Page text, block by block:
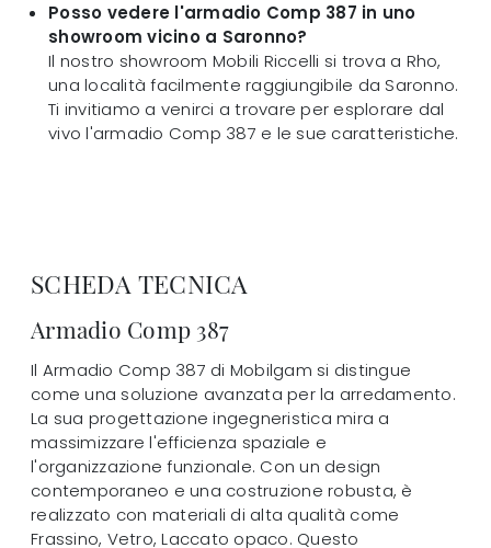
Posso vedere l'armadio Comp 387 in uno
showroom vicino a Saronno?
Il nostro showroom Mobili Riccelli si trova a Rho,
una località facilmente raggiungibile da Saronno.
Ti invitiamo a venirci a trovare per esplorare dal
vivo l'armadio Comp 387 e le sue caratteristiche.
SCHEDA TECNICA
Armadio Comp 387
Il Armadio Comp 387 di Mobilgam si distingue
come una soluzione avanzata per la arredamento.
La sua progettazione ingegneristica mira a
massimizzare l'efficienza spaziale e
l'organizzazione funzionale. Con un design
contemporaneo e una costruzione robusta, è
realizzato con materiali di alta qualità come
Frassino, Vetro, Laccato opaco. Questo